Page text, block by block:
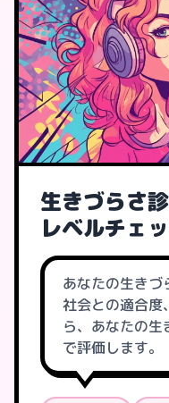
生きづらさ
レベルチェ
あなたの生きづ
社会との適合度
ら、あなたの
で評価します。